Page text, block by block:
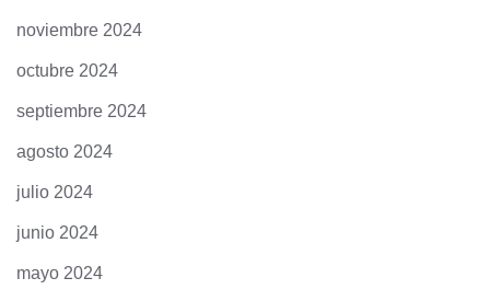
noviembre 2024
octubre 2024
septiembre 2024
agosto 2024
julio 2024
junio 2024
mayo 2024